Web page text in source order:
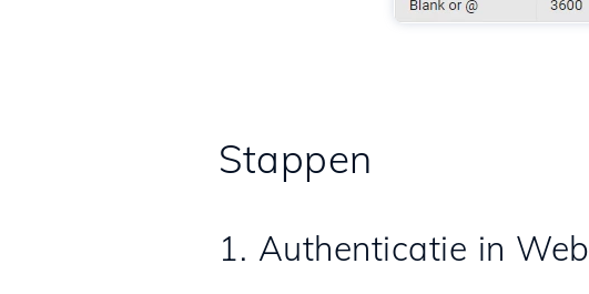
Stappen
1. Authenticatie in